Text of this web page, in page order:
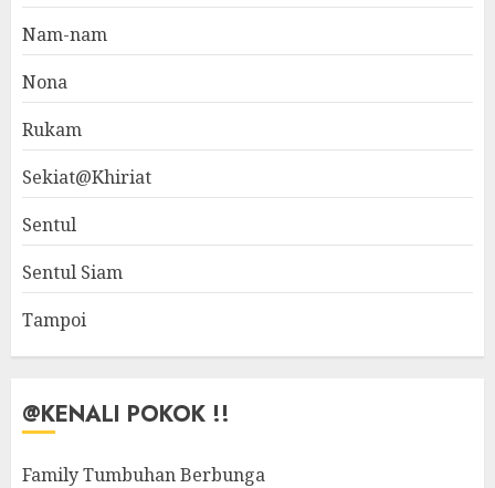
Nam-nam
Nona
Rukam
Sekiat@Khiriat
Sentul
Sentul Siam
Tampoi
@KENALI POKOK !!
Family Tumbuhan Berbunga